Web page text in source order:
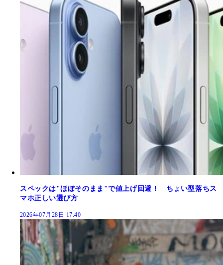
スペックは"ほぼそのまま"で値上げ回避！ ちょい型落ちス
マホ正しい選び方
2026年07月28日 17:40